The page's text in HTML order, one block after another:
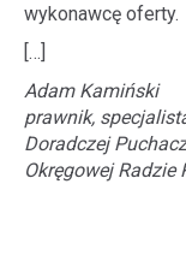
wykonawcę oferty.
[…]
Adam Kamiński
prawnik,
Doradczej
Okręgowej Radzie